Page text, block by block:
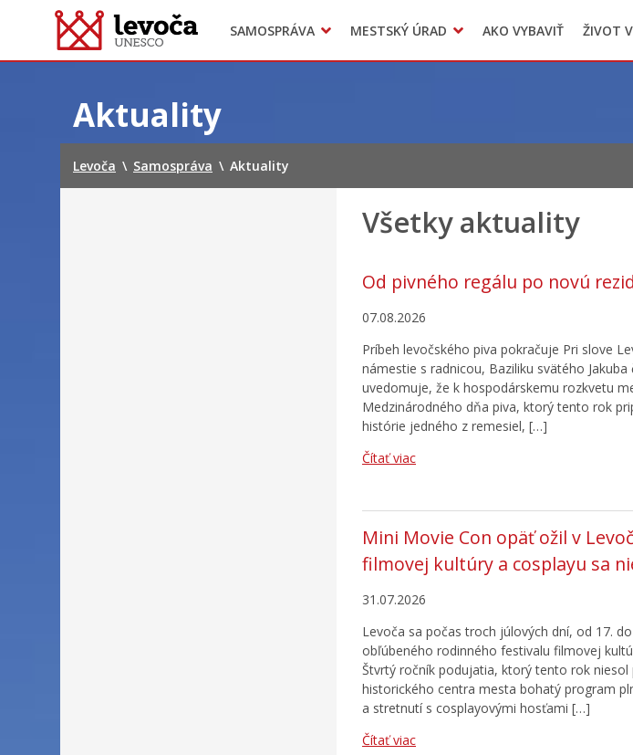
SAMOSPRÁVA
Dokumenty mestaMESTSKÝ ÚRAD
Projekty
Voľba
AKO VYBAVIŤ ŽIVOT
Doprava
LIMKA
Aktuality
Levoča \ Samospráva \ Aktuality
Všetky aktuality
Od pivného regálu po novú
07.08.2026
Príbeh levočského piva pokračuje Pri slove
námestie s radnicou, Baziliku svätého
uvedomuje, že k hospodárskemu rozkvetu
Medzinárodného dňa piva, ktorý tento rok
histórie jedného z remesiel, […]
Čítať viac
Mini Movie Con opäť ožil v
filmovej kultúry a cosplayu sa
31.07.2026
Levoča sa počas troch júlových dní, od 17.
obľúbeného rodinného festivalu filmovej
Štvrtý ročník podujatia, ktorý tento rok niesol
historického centra mesta bohatý program
a stretnutí s cosplayovými hosťami […]
Čítať viac